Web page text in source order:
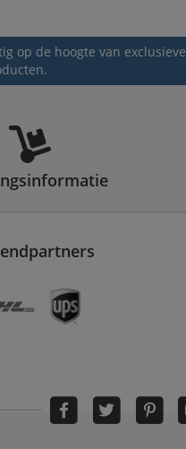
op de hoogte van